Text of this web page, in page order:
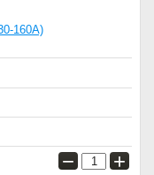
160А)
− +